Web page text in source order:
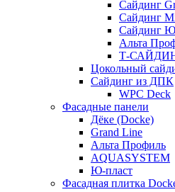
Сайдинг
Сайдинг
Сайдинг
Альта
Т-
Цокольный
Сайдинг из ДПК
WPC Deck
Фасадные панели
Дёке (Docke)
Grand Line
Альта Профиль
AQUASYSTEM
Ю-пласт
Фасадная плитка